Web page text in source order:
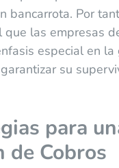
bancarrota. Por
las empresas
especial en la
su
para
de Cobros